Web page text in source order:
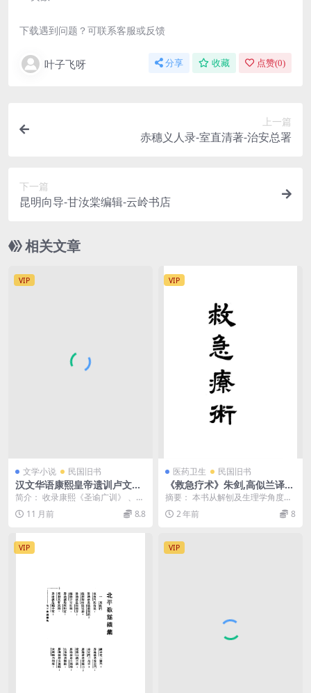
下载遇到问题？可联系客服或反馈
叶子飞呀 分享 收藏 点赞(0)
上一篇
赤穗义人录-室直清著-治安总署
下一篇
昆明向导-甘汝棠编辑-云岭书店
相关文章
VIP
文学小说 民国旧书
汉文华语康熙皇帝遗训卢文善
PDF,康熙皇帝遗训文言白话译
解
简介： 收录康熙《圣谕广训》 、
《六谕衍义》等汉文解释。 截图：
目录： 第一条...
11 月前 8.8
VIP
医药卫生 民国旧书
《救急疗术》朱剑,高似兰译-
博医会-民国16[1927]-pdf古
籍下载
摘要： 本书从解刨及生理学角度介
绍西方急救技术，如人工呼吸、骨
折固定术、解毒洗胃...
2 年前 8
VIP VIP